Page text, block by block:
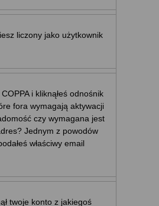
liczony jako użytkownik
i kliknąłeś odnośnik
fora wymagają aktywacji
czy wymagana jest
Jednym z powodów
właściwy email
twoje konto z jakiegoś